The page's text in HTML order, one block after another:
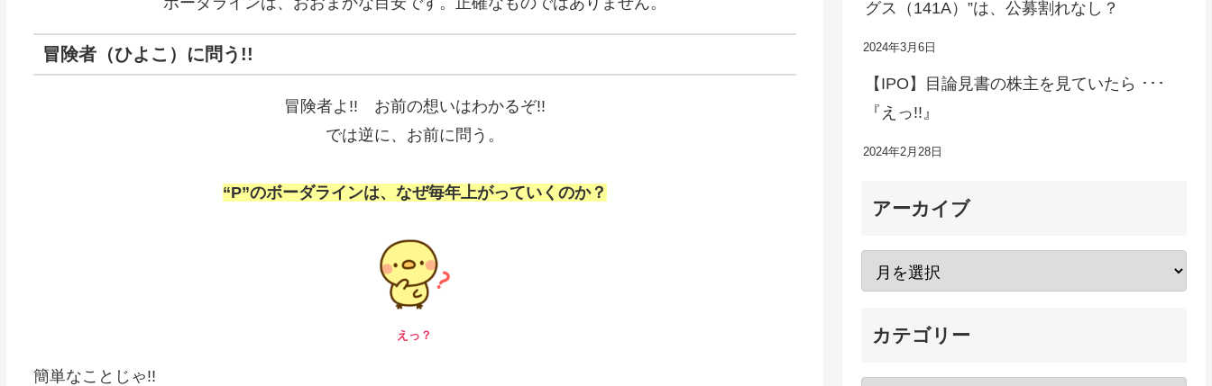
冒険者（ひよこ）に問う!!
冒険者よ!! お前の想いはわかるぞ!!
では逆に、お前に問う。
“P”のボーダラインは、なぜ毎年上がっていくのか？
えっ？
簡単なことじゃ!!
グス（141A）”は、公募割れなし？
2024年3月6日
【IPO】目論見書の株主を見ていたら ･･･
『えっ!!』
2024年2月28日
アーカイブ
カテゴリー